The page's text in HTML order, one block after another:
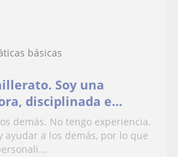
básicas
Soy una
disciplinada e
dar clase a
demás. No tengo experiencia.
ayudar a los demás, por lo que